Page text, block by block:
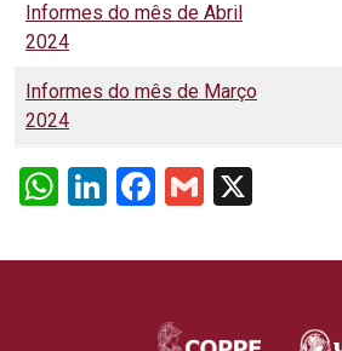
Informes do mês de Abril
2024
Informes do mês de Março
2024
WhatsApp
LinkedIn
Facebook
Gmail